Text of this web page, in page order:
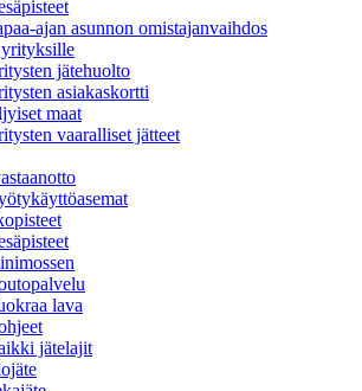
ajan asunnon omistajanvaihdos
jätehuolto
asiakaskortti
maat
vaaralliset jätteet
lava
jätelajit